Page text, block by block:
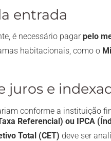
entrada
é necessário pagarpelo
habitacionais, como o
juros e
conforme a instituição
Referencial) ou IPCA
Total (CET) deve ser